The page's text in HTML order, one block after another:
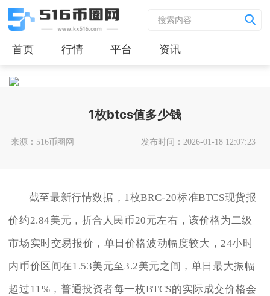
首页 行情 平台 资讯
1枚btcs值多少钱
来源：516币圈网 发布时间：2026-01-18 12:07:23
截至最新行情数据，1枚BRC-20标准BTCS现货报
价约2.84美元，折合人民币20元左右，该价格为二级
市场实时交易报价，单日价格波动幅度较大，24小时
内币价区间在1.53美元至3.2美元之间，单日最大振幅
超过11%，普通投资者每一枚BTCS的实际成交价格会